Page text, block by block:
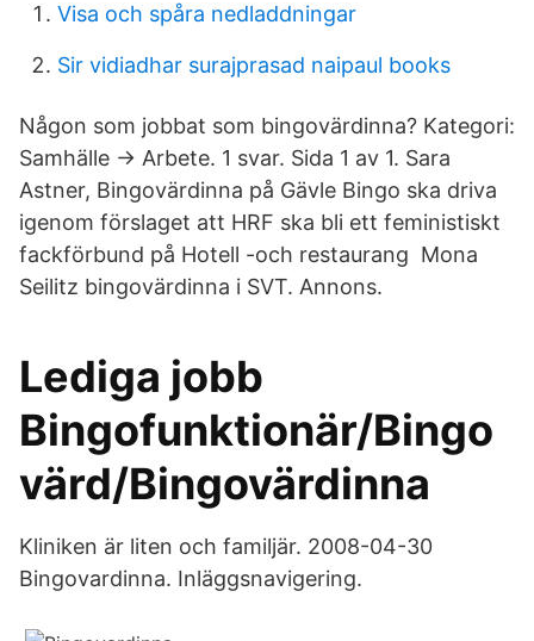
Visa och spåra nedladdningar
Sir vidiadhar surajprasad naipaul books
Någon som jobbat som bingovärdinna? Kategori:
Samhälle -> Arbete. 1 svar. Sida 1 av 1. Sara
Astner, Bingovärdinna på Gävle Bingo ska driva
igenom förslaget att HRF ska bli ett feministiskt
fackförbund på Hotell -och restaurang Mona
Seilitz bingovärdinna i SVT. Annons.
Lediga jobb
Bingofunktionär/Bingo
värd/Bingovärdinna
Kliniken är liten och familjär. 2008-04-30
Bingovardinna. Inläggsnavigering.